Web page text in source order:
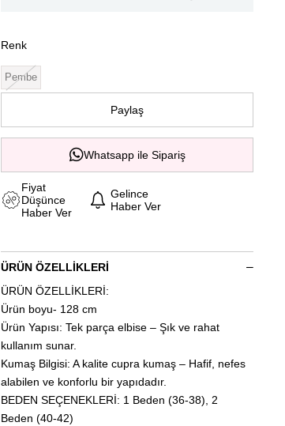
Renk
Pembe
Paylaş
Whatsapp ile Sipariş
Fiyat
Düşünce
Haber Ver
Gelince
Haber Ver
ÜRÜN ÖZELLIKLERI
ÜRÜN ÖZELLİKLERİ:
Ürün boyu- 128 cm
Ürün Yapısı: Tek parça elbise – Şık ve rahat
kullanım sunar.
Kumaş Bilgisi: A kalite cupra kumaş – Hafif, nefes
alabilen ve konforlu bir yapıdadır.
BEDEN SEÇENEKLERİ: 1 Beden (36-38), 2
Beden (40-42)